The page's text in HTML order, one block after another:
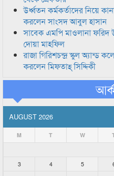
উর্ধ্বতন কর্মকর্তাদের নিয়ে
করলেন সাংসদ আবুল হাসান
সাবেক এমপি মাওলানা ফরিদ
দোয়া মাহফিল
রাজা গিরিশচন্দ্র স্কুল অ্যান্ড
করলেন মিফতাহ্ সিদ্দিকী
AUGUST 2026
M T W
3
4 5